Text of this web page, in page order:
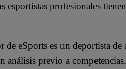
esportistas profesionales
de eSports es un deportista
análisis previo a